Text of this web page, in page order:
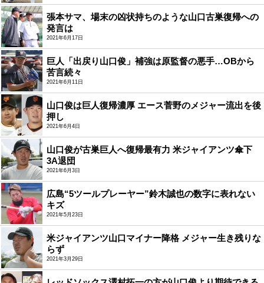
張本サマ、場末の凶状持ちのような山口古巣復帰への
発言は
2021年6月17日
巨人「出戻り山口俊」補強は原監督の悪手…OBから
苦言続々
2021年6月11日
山口俊は巨人復帰濃厚 エース菅野のメジャー流出を後
押し
2021年6月4日
山口俊が古巣巨人へ復帰最有力 米ジャイアンツ傘下
3A退団
2021年6月3日
広島“5ツールプレーヤー”鈴木誠也の数字に表れない
キズ
2021年5月23日
米ジャイアンツ山口マイナー降格 メジャー生き残りな
らず
2021年3月29日